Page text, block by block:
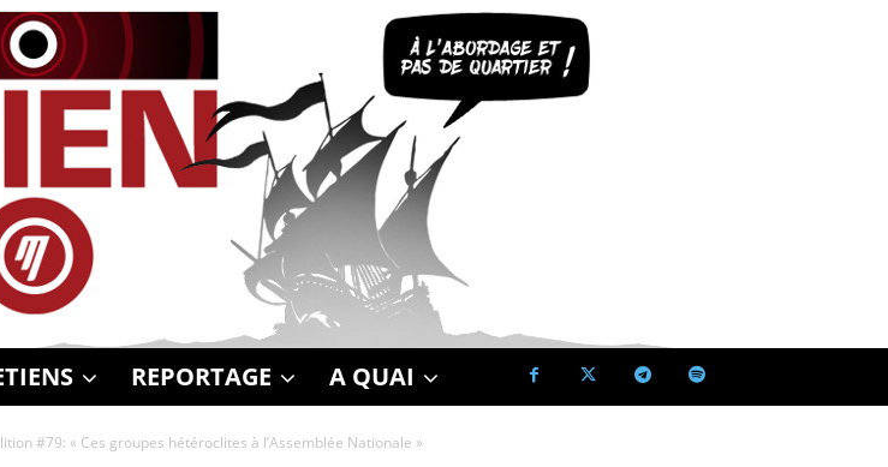
REPORTAGE A QUAI
#79: « Ces groupes hétéroclites à l’Assemblée Nationale »